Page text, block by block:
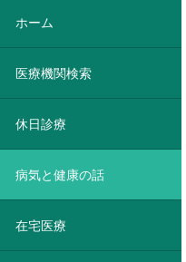
ホーム
医療機関検索
休日診療
病気と健康の話
在宅医療